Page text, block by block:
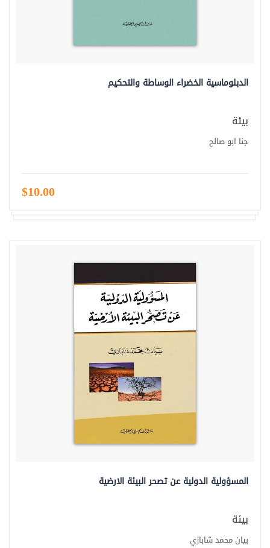
الدبلوماسية الخضراء الوساطة والتحكيم
بيئة
جنا ابو صالح
$10.00
المسؤولية الدولية عن تصحر البيئة الارضية
بيئة
بيان محمد شابازي